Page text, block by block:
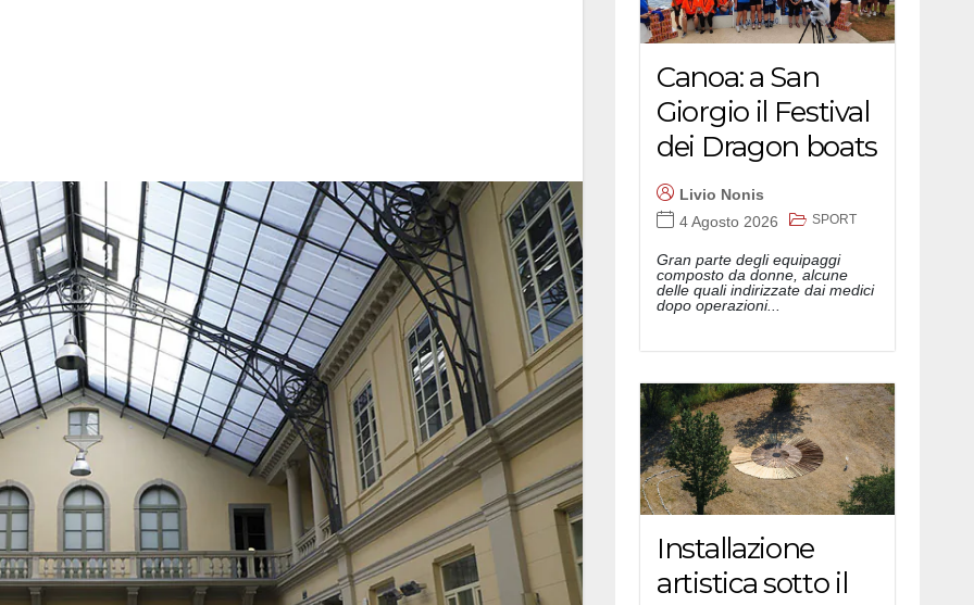
Canoa: a San
Giorgio il Festival
dei Dragon boats
Livio Nonis
4 Agosto 2026
SPORT
Gran parte degli equipaggi
composto da donne, alcune
delle quali indirizzate dai medici
dopo operazioni...
Installazione
artistica sotto il